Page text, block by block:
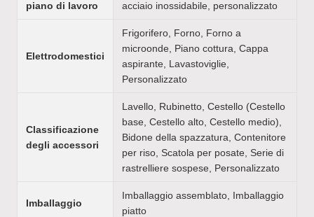
piano di lavoro
acciaio inossidabile, personalizzato
Elettrodomestici
Frigorifero, Forno, Forno a
microonde, Piano cottura, Cappa
aspirante, Lavastoviglie,
Personalizzato
Classificazione
degli accessori
Lavello, Rubinetto, Cestello (Cestello
base, Cestello alto, Cestello medio),
Bidone della spazzatura, Contenitore
per riso, Scatola per posate, Serie di
rastrelliere sospese, Personalizzato
Imballaggio
Imballaggio assemblato, Imballaggio
piatto